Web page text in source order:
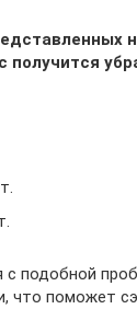
получится
с подобной
что поможет